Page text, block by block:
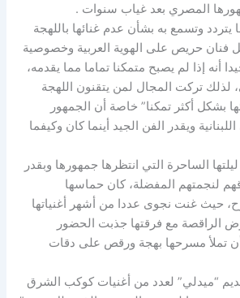
المصري بعد غياب سنوات .
وتسمع به بشأن عدم غنائها باللهجة
فنان حريص على الهوية العربية وخصوصية
أنه إذا لم يصبح متمكنا تماما مما يقدمه،
لذلك تركت المجال لمن يتقنون اللهجة
بشكل أكثر تمكنا” خاصة أن الجمهور
ويقدر الفن الجيد أينما كان وكيفما
الساحرة التي انتظرها جمهورها وبقدر
لنجمتهم المفضلة، كان حماسها
حيث غنت نجوى عددا من أشهر أغنياتها
الراقصة مع فرقتها جذبت الحضور
تملأ مسرحها بهجة ورقص على دقات
“ميدلي” لعدد من أغنيات كوكب الشرق